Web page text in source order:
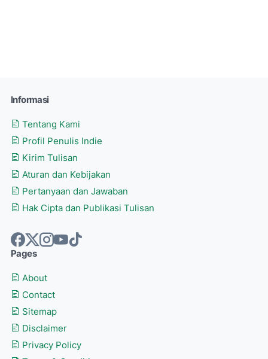
Informasi
Tentang Kami
Profil Penulis Indie
Kirim Tulisan
Aturan dan Kebijakan
Pertanyaan dan Jawaban
Hak Cipta dan Publikasi Tulisan
Pages
About
Contact
Sitemap
Disclaimer
Privacy Policy